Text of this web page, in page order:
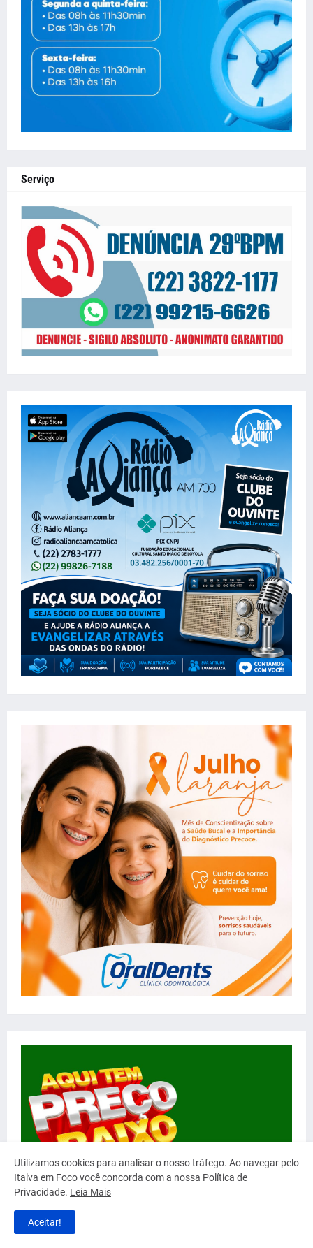
Serviço
Utilizamos cookies para analisar o nosso tráfego. Ao navegar pelo
Italva em Foco você concorda com a nossa Política de
Privacidade. Leia Mais
Aceitar!